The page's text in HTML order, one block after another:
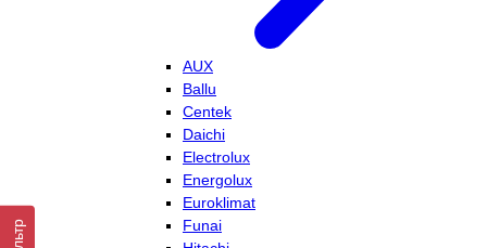
AUX
Ballu
Centek
Daichi
Electrolux
Energolux
Euroklimat
Funai